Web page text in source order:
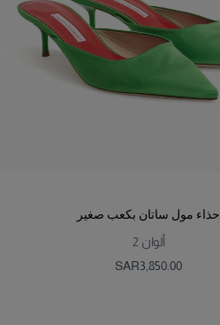
حذاء مول ساتان بكعب صغير
2 ألوان
SAR‌3,850.00